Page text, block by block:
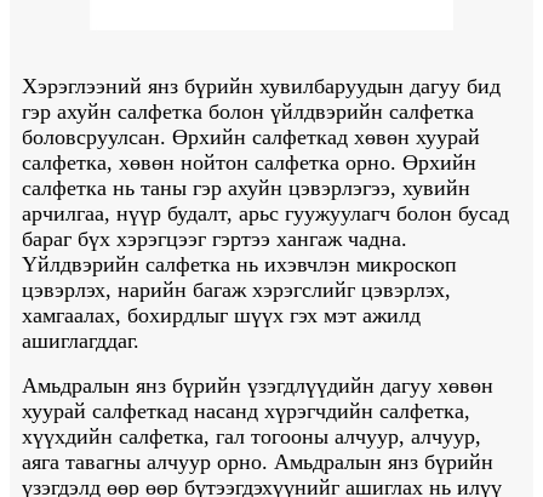
Хэрэглээний янз бүрийн хувилбаруудын дагуу бид
гэр ахуйн салфетка болон үйлдвэрийн салфетка
боловсруулсан. Өрхийн салфеткад хөвөн хуурай
салфетка, хөвөн нойтон салфетка орно. Өрхийн
салфетка нь таны гэр ахуйн цэвэрлэгээ, хувийн
арчилгаа, нүүр будалт, арьс гуужуулагч болон бусад
бараг бүх хэрэгцээг гэртээ хангаж чадна.
Үйлдвэрийн салфетка нь ихэвчлэн микроскоп
цэвэрлэх, нарийн багаж хэрэгслийг цэвэрлэх,
хамгаалах, бохирдлыг шүүх гэх мэт ажилд
ашиглагддаг.
Амьдралын янз бүрийн үзэгдлүүдийн дагуу хөвөн
хуурай салфеткад насанд хүрэгчдийн салфетка,
хүүхдийн салфетка, гал тогооны алчуур, алчуур,
аяга тавагны алчуур орно. Амьдралын янз бүрийн
үзэгдэлд өөр өөр бүтээгдэхүүнийг ашиглах нь илүү